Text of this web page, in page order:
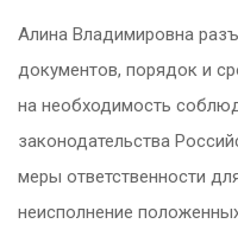
Алина Владимировна
документов, порядок и
на необходимость
законодательства
меры ответственности
неисполнение